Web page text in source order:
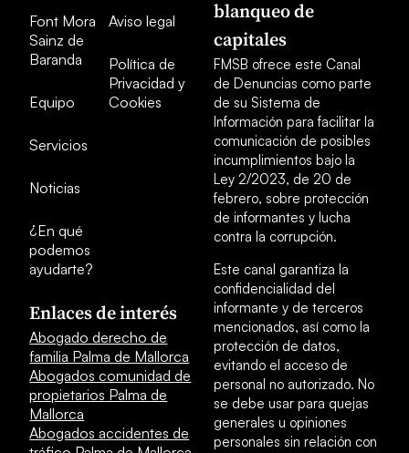
Font Mora
Sainz de
Baranda
Equipo
Servicios
Noticias
¿En qué
podemos
ayudarte?
Aviso legal
Política de
Privacidad y
Cookies
Enlaces de interés
Abogado derecho de
familia Palma de Mallorca
Abogados comunidad de
propietarios Palma de
Mallorca
Abogados accidentes de
blanqueo de
capitales
FMSB ofrece este Canal
de Denuncias como parte
de su Sistema de
Información para facilitar la
comunicación de posibles
incumplimientos bajo la
Ley 2/2023, de 20 de
febrero, sobre protección
de informantes y lucha
contra la corrupción.
Este canal garantiza la
confidencialidad del
informante y de terceros
mencionados, así como la
protección de datos,
evitando el acceso de
personal no autorizado. No
se debe usar para quejas
generales u opiniones
personales sin relación con